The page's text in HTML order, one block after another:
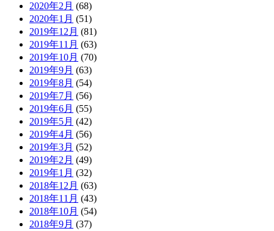
2020年2月 (68)
2020年1月 (51)
2019年12月 (81)
2019年11月 (63)
2019年10月 (70)
2019年9月 (63)
2019年8月 (54)
2019年7月 (56)
2019年6月 (55)
2019年5月 (42)
2019年4月 (56)
2019年3月 (52)
2019年2月 (49)
2019年1月 (32)
2018年12月 (63)
2018年11月 (43)
2018年10月 (54)
2018年9月 (37)